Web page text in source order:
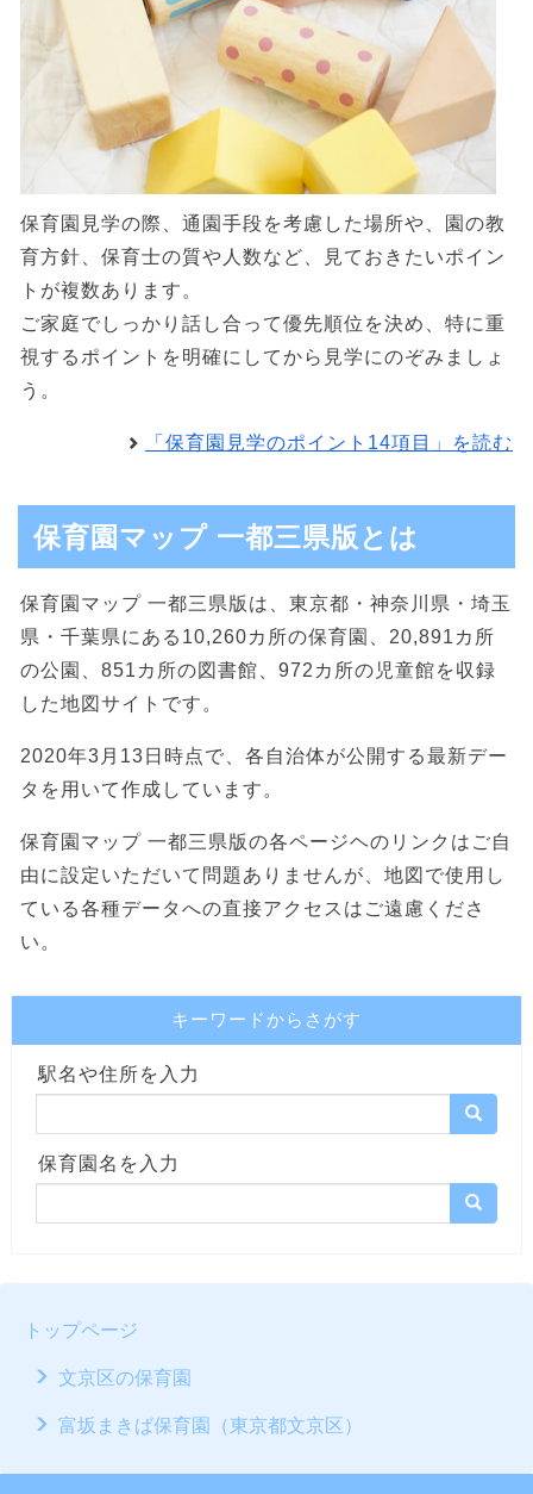
保育園見学の際、通園手段を考慮した場所や、園の教
育方針、保育士の質や人数など、見ておきたいポイン
トが複数あります。
ご家庭でしっかり話し合って優先順位を決め、特に重
視するポイントを明確にしてから見学にのぞみましょ
う。
「保育園見学のポイント14項目」を読む
保育園マップ 一都三県版とは
保育園マップ 一都三県版は、東京都・神奈川県・埼玉
県・千葉県にある10,260カ所の保育園、20,891カ所
の公園、851カ所の図書館、972カ所の児童館を収録
した地図サイトです。
2020年3月13日時点で、各自治体が公開する最新デー
タを用いて作成しています。
保育園マップ 一都三県版の各ページヘのリンクはご自
由に設定いただいて問題ありませんが、地図で使用し
ている各種データへの直接アクセスはご遠慮くださ
い。
キーワードからさがす
駅名や住所を入力
保育園名を入力
トップページ
文京区の保育園
富坂まきば保育園（東京都文京区）